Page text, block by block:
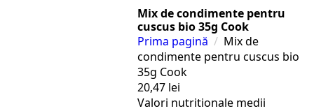
Mix de condimente pentru
cuscus bio 35g Cook
Prima pagină
Mix de
condimente pentru cuscus bio
35g Cook
20,47 lei
Valori nutritionale medii